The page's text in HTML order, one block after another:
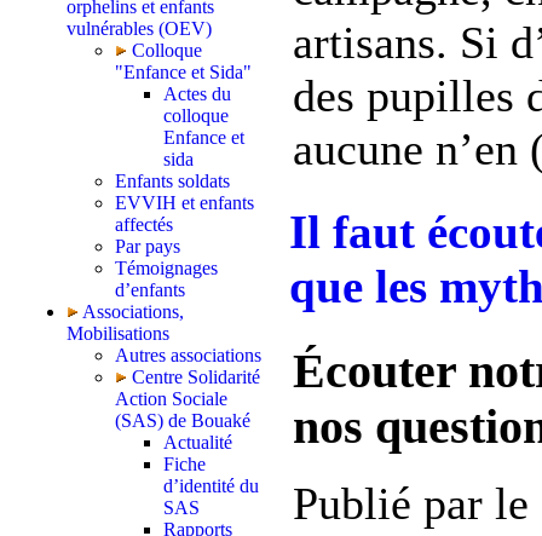
orphelins et enfants
vulnérables (OEV)
Colloque
"Enfance et Sida"
Actes du
colloque
Enfance et
sida
Enfants soldats
EVVIH et enfants
affectés
Par pays
Témoignages
d’enfants
Associations,
Mobilisations
Autres associations
Centre Solidarité
Action Sociale
(SAS) de Bouaké
Actualité
Fiche
d’identité du
SAS
Rapports
artisans. Si
des pupilles
aucune n’en
Il faut
que les
Écouter
nos
Publié par